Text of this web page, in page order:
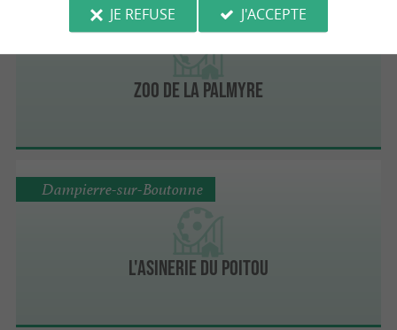
Zoo de la Palmyre
Les Mathes
L'Asinerie du Poitou
Dampierre-sur-Boutonne
JE REFUSE
J'ACCEPTE